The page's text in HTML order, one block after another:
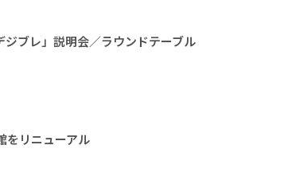
ブレ」説明会／ラウンドテーブル
リニューアル